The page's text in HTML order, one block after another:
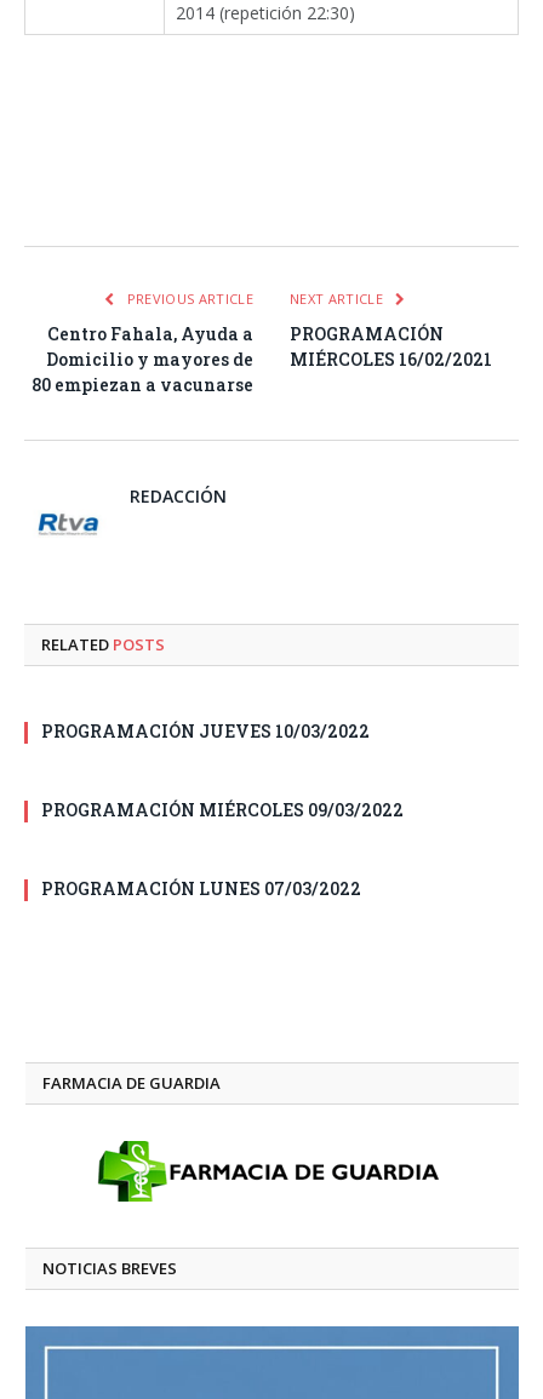
2014 (repetición 22:30)
PREVIOUS ARTICLE
Centro Fahala, Ayuda a
Domicilio y mayores de
80 empiezan a vacunarse
NEXT ARTICLE
PROGRAMACIÓN
MIÉRCOLES 16/02/2021
REDACCIÓN
RELATED POSTS
PROGRAMACIÓN JUEVES 10/03/2022
PROGRAMACIÓN MIÉRCOLES 09/03/2022
PROGRAMACIÓN LUNES 07/03/2022
FARMACIA DE GUARDIA
NOTICIAS BREVES